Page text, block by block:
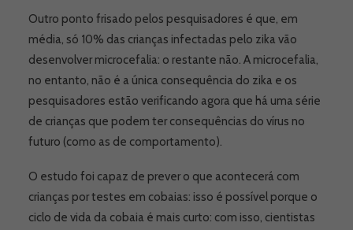
Outro ponto frisado pelos pesquisadores é que, em
média, só 10% das crianças infectadas pelo zika vão
desenvolver microcefalia: o restante não. A microcefalia,
no entanto, não é a única consequência do zika e os
pesquisadores estão verificando agora que há uma série
de crianças que podem ter consequências do vírus no
futuro (como as de comportamento).
O estudo foi capaz de prever o que acontecerá com
crianças por testes em cobaias: isso é possível porque o
ciclo de vida da cobaia é mais curto: com isso, cientistas